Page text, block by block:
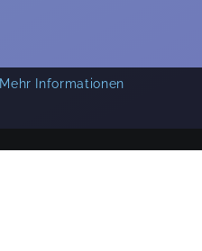
Mehr Informationen